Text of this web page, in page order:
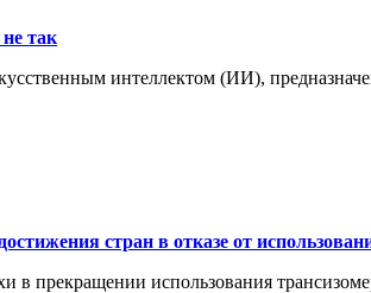
так
интеллектом (ИИ),
стран в отказе от
прекращении использования